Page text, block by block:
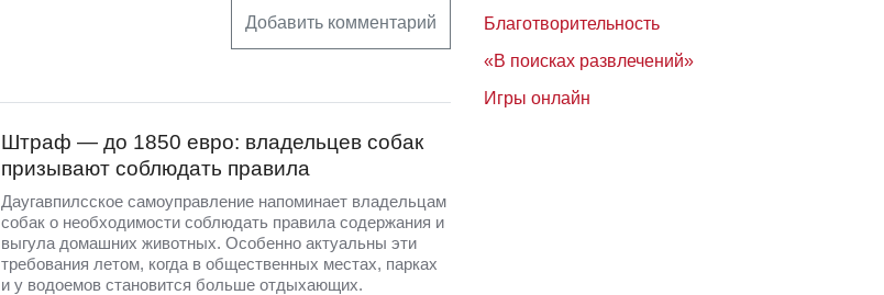
Добавить комментарий
Штраф — до 1850 евро: владельцев собак
призывают соблюдать правила
Даугавпилсское самоуправление напоминает владельцам
собак о необходимости соблюдать правила содержания и
выгула домашних животных. Особенно актуальны эти
требования летом, когда в общественных местах, парках
и у водоемов становится больше отдыхающих.
Благотворительность
«В поисках развлечений»
Игры онлайн